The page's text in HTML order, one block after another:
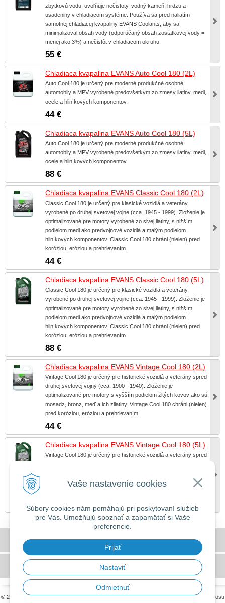
Vaše nastavenie cookies
Súbory cookies nám pomáhajú pri poskytovaní služieb
pre Vás. Umožňujú spoznať a zapamätať si Vaše
preferencie.
Prijať
Nastaviť
Odmietnuť
zbytkovú vodu, uvoľňuje nečistoty, vodný kameň, hrdzu a
usadeniny v chladiacom systéme. Používa sa pred naliatím
samotnej chladiacej kvapaliny EVANS Coolants, aby sa
minimalizoval obsah vody (odporúčaný obsah zostatkovej vody =
menej ako 3%) a nečistôt v chladiacom okruhu.
55 €
Chladiaca kvapalina EVANS Auto Cool 180 (2L)
Auto Cool 180 je určený pre moderné produkčné osobné
automobily a MPV vyrobené predovšetkým zo zmesy liatiny, medi,
ocele a hliníkových komponentov.
44 €
Chladiaca kvapalina EVANS Auto Cool 180 (5L)
Auto Cool 180 je určený pre moderné produkčné osobné
automobily a MPV vyrobené predovšetkým zo zmesy liatiny, medi,
ocele a hliníkových komponentov.
88 €
Chladiaca kvapalina EVANS Classic Cool 180 (2L)
Classic Cool 180 je určený pre klasické vozidlá a veterány
vyrobené po druhej svetovej vojne (cca. 1945 - 1999). Zloženie je
optimalizované pre motory vyrobené zo sivej liatiny, s nižším
podielom medi ako predvojnové vozidlá a malým podielom
hliníkových komponentov. Classic Cool 180 chráni (nielen) pred
koróziou, eróziou a prehrievaním.
44 €
Chladiaca kvapalina EVANS Classic Cool 180 (5L)
Classic Cool 180 je určený pre klasické vozidlá a veterány
vyrobené po druhej svetovej vojne (cca. 1945 - 1999). Zloženie je
optimalizované pre motory vyrobené zo sivej liatiny, s nižším
podielom medi ako predvojnové vozidlá a malým podielom
hliníkových komponentov. Classic Cool 180 chráni (nielen) pred
koróziou, eróziou a prehrievaním.
88 €
Chladiaca kvapalina EVANS Vintage Cool 180 (2L)
Vintage Cool 180 je určený pre historické vozidlá a veterány spred
druhej svetovej vojny (cca. 1900 - 1940). Zloženie je
optimalizované pre motory s vyšším podielom žltých kovov ako sú
mosadz, bronz, meď a ich zliatiny. Vintage Cool 180 chráni (nielen)
pred koróziou, eróziou a prehrievaním.
44 €
Chladiaca kvapalina EVANS Vintage Cool 180 (5L)
Vintage Cool 180 je určený pre historické vozidlá a veterány spred
mosadz, bronz, meď a ich zliatiny. Vintage Cool 180 chráni (nielen)
Všeobecné obchodné podmienky
GDPR a používanie cookies
© 2026 MILLERS OILS SLOVAKIA •tvorba eshopu cez UNIobchod,webhostingspoločnosti
DOVOLENKA 3. - 7. augusta 2026
Predajňa bude ZATVORENÁ a vytvorené
objednávky začneme vybavovať 10.8.2026.